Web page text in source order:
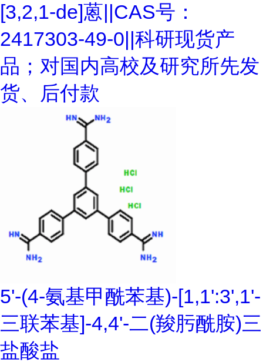
[3,2,1-de]蒽||CAS号：
2417303-49-0||科研现货产
品；对国内高校及研究所先发
货、后付款
5'-(4-氨基甲酰苯基)-[1,1':3',1'-
三联苯基]-4,4'-二(羧肟酰胺)三
盐酸盐